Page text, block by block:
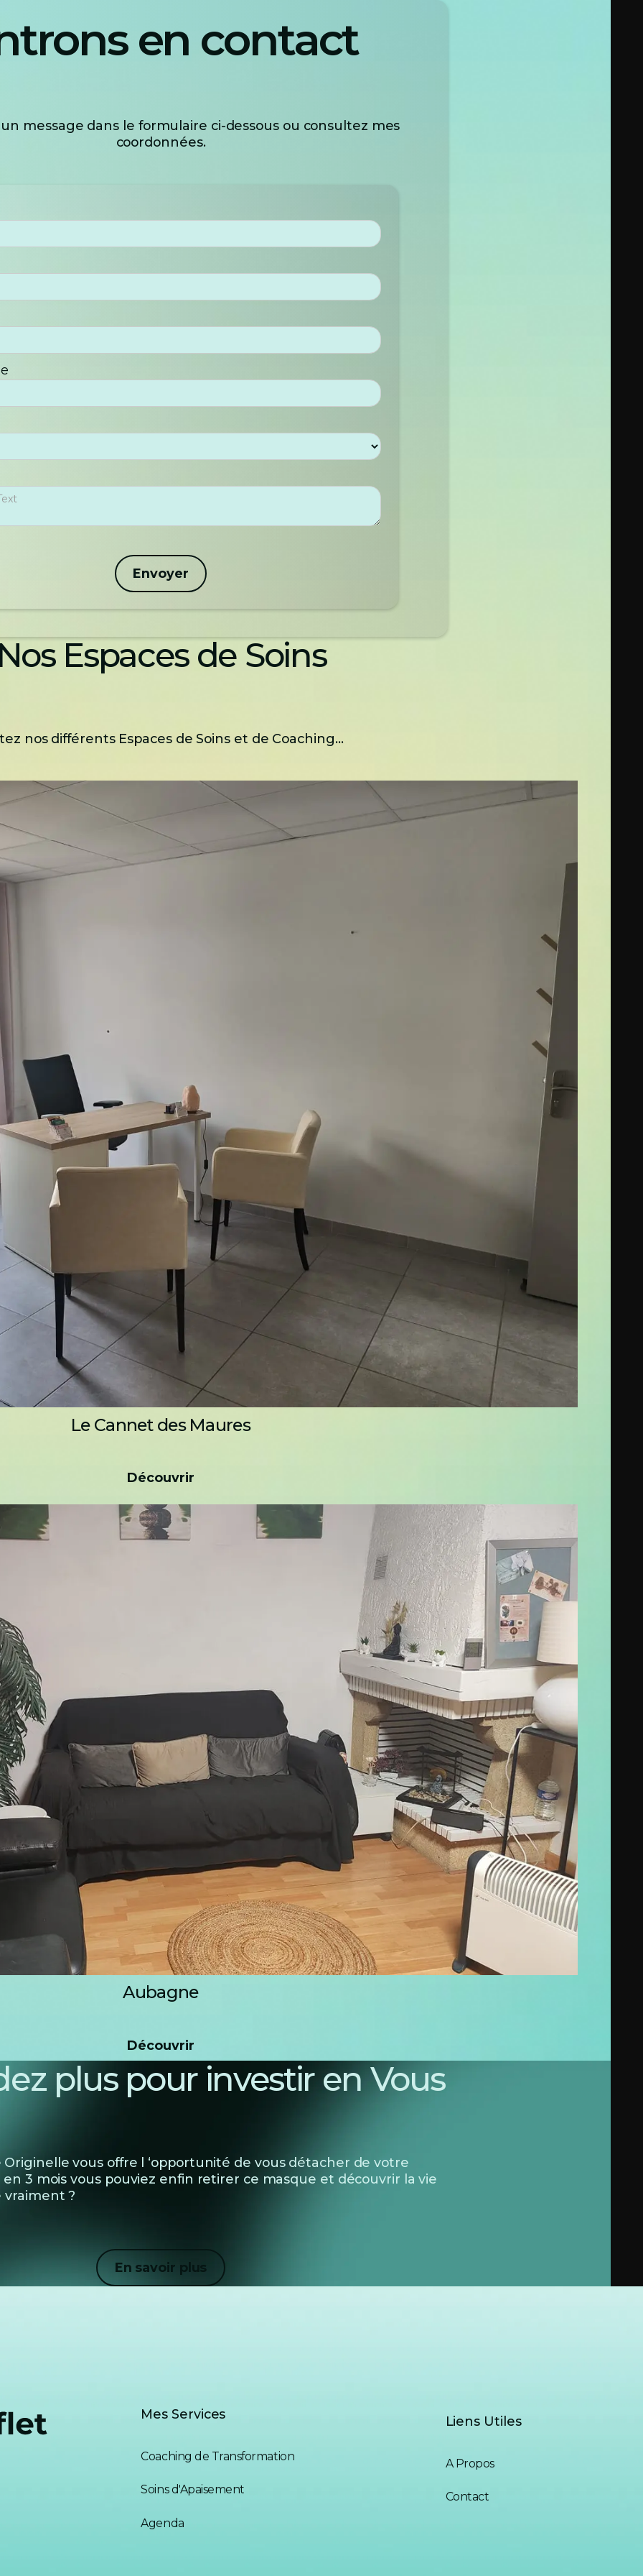
en contact
message dans le formulaire ci-dessous ou consultez mes
coordonnées.
Envoyer
Envoyer
Espaces de Soins
nos différents Espaces de Soins et de Coaching...
Le Cannet des Maures
Découvrir
Découvrir
Aubagne
Découvrir
Découvrir
plus pour investir en Vous
vous offre l ‘opportunité de vous détacher de votre
en 3 mois vous pouviez enfin retirer ce masque et découvrir la vie
vraiment ?
En savoir plus
En savoir plus
Mes Services
Coaching de Transformation
Soins d'Apaisement
Agenda
Liens Utiles
A Propos
Contact
votre expérience et votre navigation.
Vos données restent strictement confidentielles et ne sont jamais